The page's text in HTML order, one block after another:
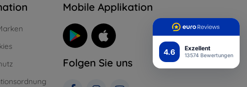
4.6 Exzellent
13574 Bewertungen
Mobile Applikation
Folgen Sie uns